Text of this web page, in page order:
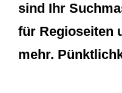
sind Ihr
für Regioseiten
mehr.